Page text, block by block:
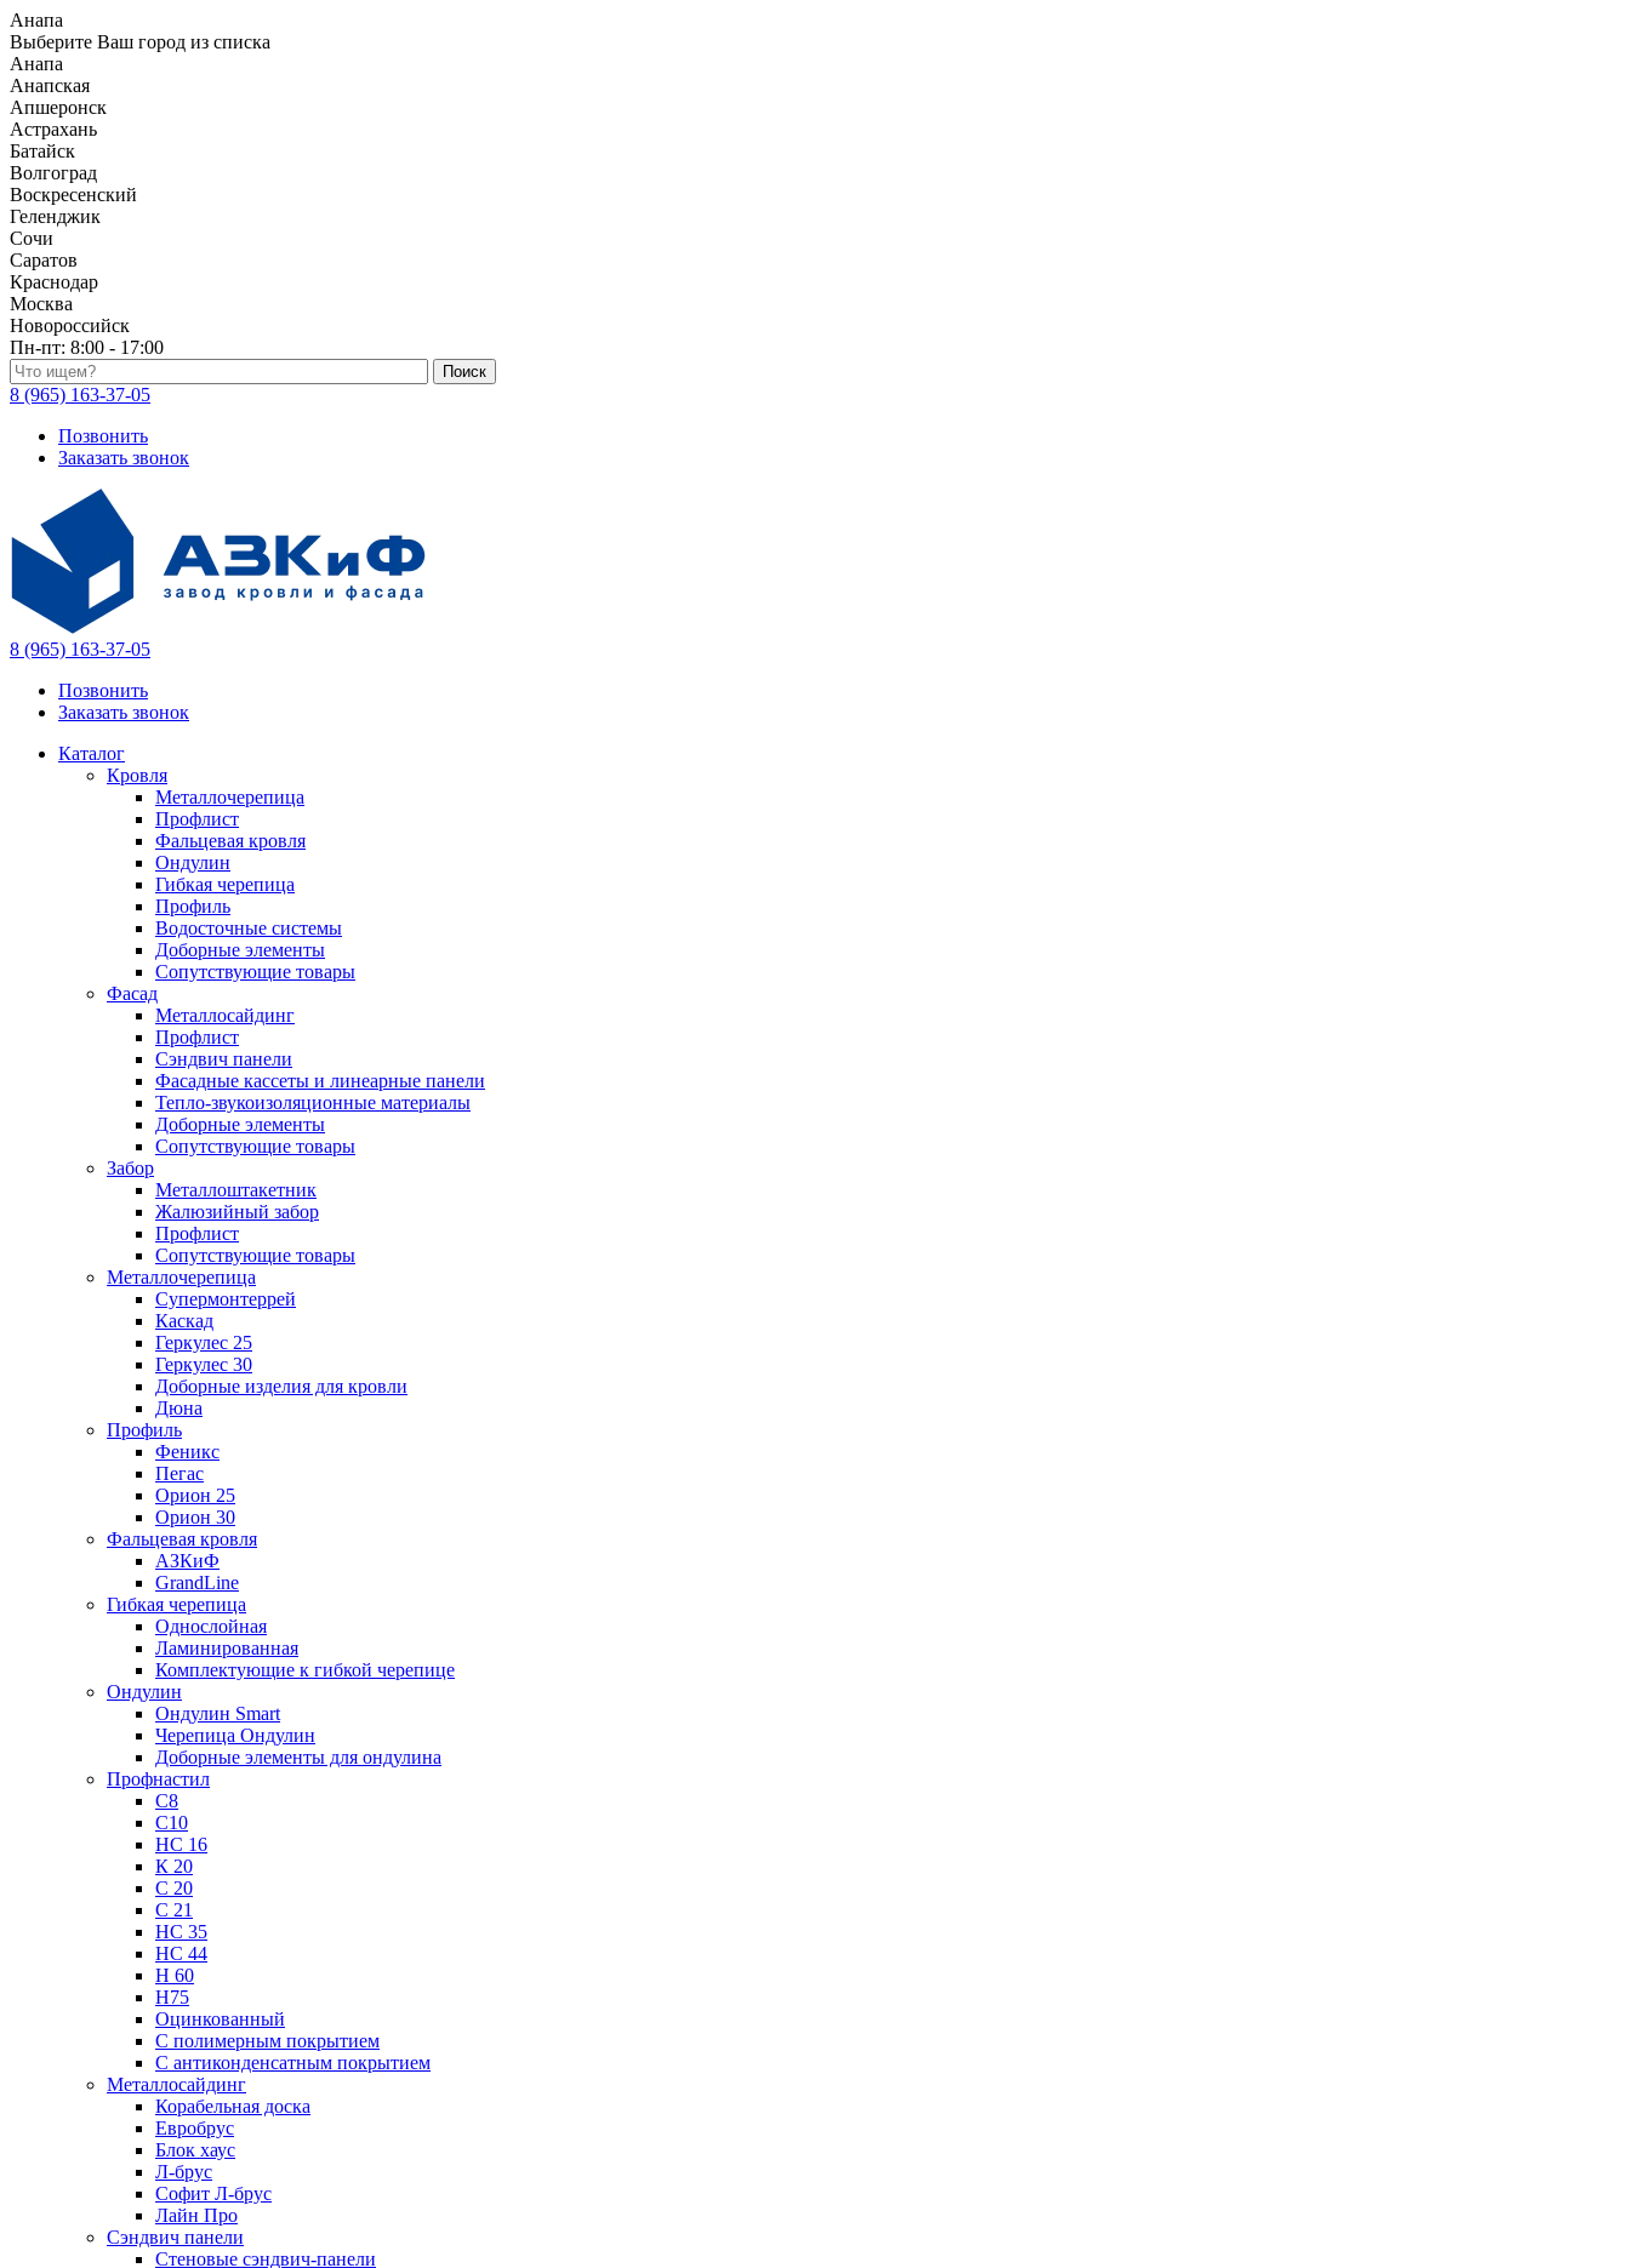
Анапа
Выберите Ваш город из списка
Анапа
Анапская
Апшеронск
Астрахань
Батайск
Волгоград
Воскресенский
Геленджик
Сочи
Саратов
Краснодар
Москва
Новороссийск
Пн-пт: 8:00 - 17:00
Поиск по каталогу
8 (965) 163-37-05
Позвонить
Заказать звонок
8 (965) 163-37-05
Позвонить
Заказать звонок
Каталог
Кровля
Металлочерепица
Профлист
Фальцевая кровля
Ондулин
Гибкая черепица
Профиль
Водосточные системы
Доборные элементы
Сопутствующие товары
Фасад
Металлосайдинг
Профлист
Сэндвич панели
Фасадные кассеты и линеарные панели
Тепло-звукоизоляционные материалы
Доборные элементы
Сопутствующие товары
Забор
Металлоштакетник
Жалюзийный забор
Профлист
Сопутствующие товары
Металлочерепица
Супермонтеррей
Каскад
Геркулес 25
Геркулес 30
Доборные изделия для кровли
Дюна
Профиль
Феникс
Пегас
Орион 25
Орион 30
Фальцевая кровля
АЗКиФ
GrandLine
Гибкая черепица
Однослойная
Ламинированная
Комплектующие к гибкой черепице
Ондулин
Ондулин Smart
Черепица Ондулин
Доборные элементы для ондулина
Профнастил
С8
С10
НС 16
К 20
С 20
С 21
НС 35
НС 44
Н 60
Н75
Оцинкованный
С полимерным покрытием
С антиконденсатным покрытием
Металлосайдинг
Корабельная доска
Евробрус
Блок хаус
Л-брус
Софит Л-брус
Лайн Про
Сэндвич панели
Стеновые сэндвич-панели